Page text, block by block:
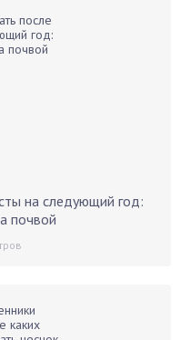
на следующий год:
почвой